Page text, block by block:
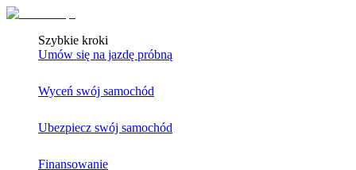
Szybkie kroki
Umów się na jazdę próbną
Wyceń swój samochód
Ubezpiecz swój samochód
Finansowanie